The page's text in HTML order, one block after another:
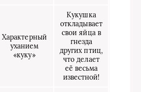
Характерный
уханием
«куку»
Кукушка
откладывает
свои яйца в
гнезда
других птиц,
что делает
её весьма
известной!